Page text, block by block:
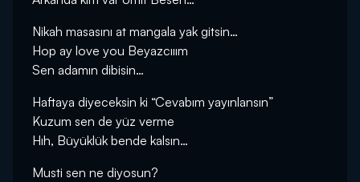
Nikah masasını at mangala yak gitsin…
Hop ay love you Beyazcııım
Sen adamın dibisin…
Haftaya diyeceksin ki “Cevabım yayınlansın”
Kuzum sen de yüz verme
Hıh, Büyüklük bende kalsın…
Musti sen ne diyosun?